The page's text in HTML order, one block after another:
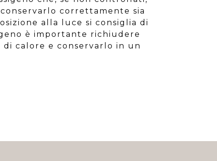
correttamente sia
alla luce si consiglia di
è importante richiudere
calore e conservarlo in un